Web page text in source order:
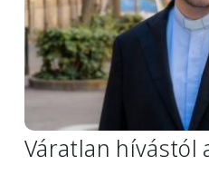
Váratlan hívástól